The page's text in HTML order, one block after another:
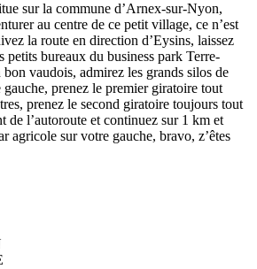
sur la commune d’Arnex-sur-Nyon,
au centre de ce petit village, ce n’est
la route en direction d’Eysins, laissez
petits bureaux du business park Terre-
vaudois, admirez les grands silos de
prenez le premier giratoire tout
prenez le second giratoire toujours tout
de l’autoroute et continuez sur 1 km et
agricole sur votre gauche, bravo, z’êtes